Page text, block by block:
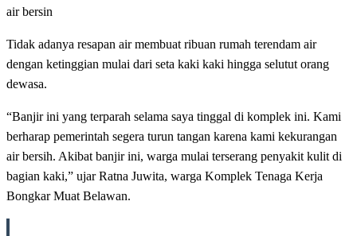
air bersin
Tidak adanya resapan air membuat ribuan rumah terendam air
dengan ketinggian mulai dari seta kaki kaki hingga selutut orang
dewasa.
“Banjir ini yang terparah selama saya tinggal di komplek ini. Kami
berharap pemerintah segera turun tangan karena kami kekurangan
air bersih. Akibat banjir ini, warga mulai terserang penyakit kulit di
bagian kaki,” ujar Ratna Juwita, warga Komplek Tenaga Kerja
Bongkar Muat Belawan.